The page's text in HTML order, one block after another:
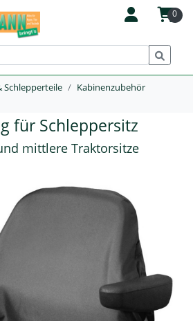
0
Schlepperteile
Kabinenzubehör
für Schleppersitz
mittlere Traktorsitze